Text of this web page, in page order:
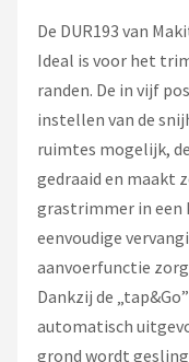
De DUR193 van
Ideal is voor het
randen. De in vijf
instellen van de
ruimtes mogelijk,
gedraaid en maakt
grastrimmer in een
eenvoudige
aanvoerfunctie
Dankzij de
automatisch
grond wordt